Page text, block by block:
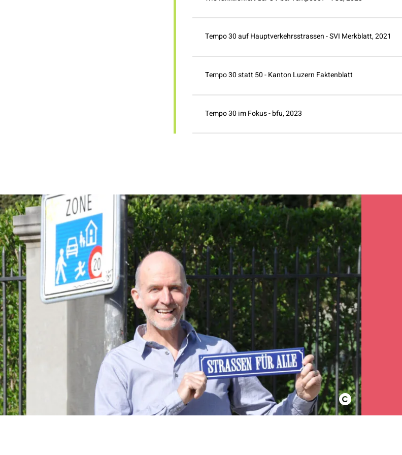
Tempo 30 auf Hauptverkehrsstrassen - SVI Merkblatt, 2021
Tempo 30 statt 50 - Kanton Luzern Faktenblatt
Tempo 30 im Fokus - bfu, 2023